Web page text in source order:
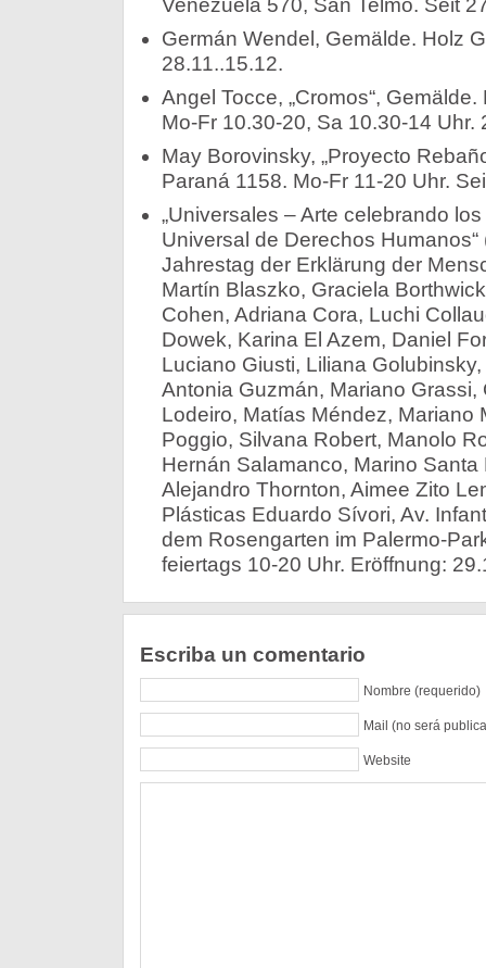
Venezuela 570, San Telmo. Seit
Germán Wendel, Gemälde. Holz
28.11..15.12.
Angel Tocce, „Cromos“,
Mo-Fr 10.30-20, Sa 10.30-14 Uhr.
May Borovinsky, „Proyecto
Paraná 1158. Mo-Fr 11-20 Uhr.
„Universales – Arte celebrando
Universal de Derechos
Jahrestag der Erklärung der
Martín Blaszko, Graciela
Cohen, Adriana Cora, Luchi
Dowek, Karina El Azem, Daniel
Luciano Giusti, Liliana
Antonia Guzmán, Mariano Grassi,
Lodeiro, Matías Méndez, Mariano
Poggio, Silvana Robert, Manolo
Hernán Salamanco, Marino
Alejandro Thornton, Aimee Zito
Plásticas Eduardo Sívori, Av.
dem Rosengarten im Palermo-
feiertags 10-20 Uhr. Eröffnung:
Escriba un comentario
Nombre (requerido)
Mail (no será
Website